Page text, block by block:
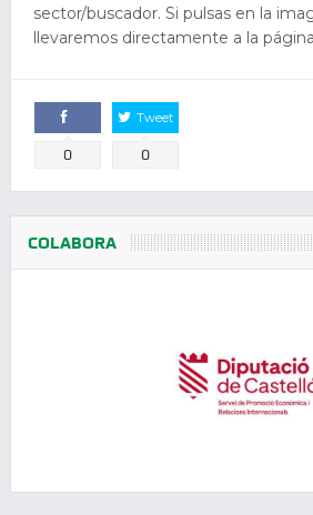
sector/buscador. Si pulsas en la
llevaremos directamente a la
Comparte
0
Tweet
0
COLABORA